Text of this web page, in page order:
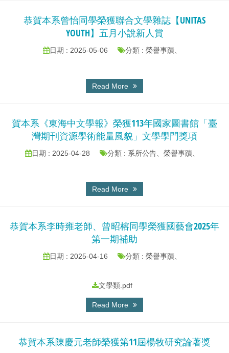
恭賀本系曾怡同學榮獲聯合文學雜誌【UNITAS
YOUTH】五月小說新人賞
日期 : 2025-05-06 分類 : 榮譽事蹟、
Read More
賀本系《東海中文學報》榮獲113年國家圖書館「臺
灣期刊資源學術能量風貌」文學學門獎項
日期 : 2025-04-28 分類 : 系所公告、榮譽事蹟、
Read More
恭賀本系李時雍老師、曾昭榕同學榮獲國藝會2025年
第一期補助
日期 : 2025-04-16 分類 : 榮譽事蹟、
文學類.pdf
Read More
恭賀本系陳慶元老師榮獲第11屆楊牧研究論著獎